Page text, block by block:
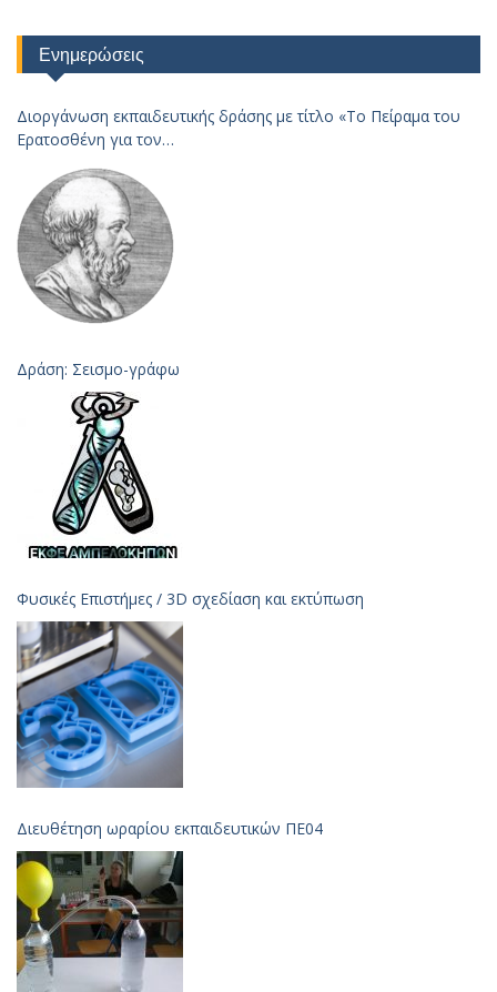
Ενημερώσεις
Διοργάνωση εκπαιδευτικής δράσης με τίτλο «Το Πείραμα του
Ερατοσθένη για τον
Δράση: Σεισμο-γράφω
Φυσικές Επιστήμες / 3D σχεδίαση και εκτύπωση
Διευθέτηση ωραρίου εκπαιδευτικών ΠΕ04